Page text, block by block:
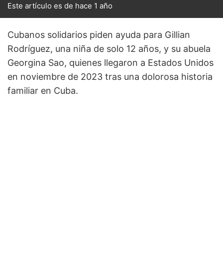
Este artículo es de hace 1 año
Cubanos solidarios piden ayuda para Gillian
Rodríguez, una niña de solo 12 años, y su abuela
Georgina Sao, quienes llegaron a Estados Unidos
en noviembre de 2023 tras una dolorosa historia
familiar en Cuba.